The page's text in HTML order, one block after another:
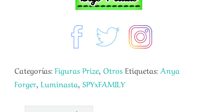
Categorías: Figuras Prize Otros Etiquetas: Anya
Forger Luminasta SPYxFAMILY